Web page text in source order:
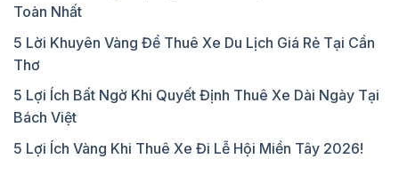
Toàn Nhất
5 Lời Khuyên Vàng Để Thuê Xe Du Lịch Giá Rẻ Tại Cần
Thơ
5 Lợi Ích Bất Ngờ Khi Quyết Định Thuê Xe Dài Ngày Tại
Bách Việt
5 Lợi Ích Vàng Khi Thuê Xe Đi Lễ Hội Miền Tây 2026!